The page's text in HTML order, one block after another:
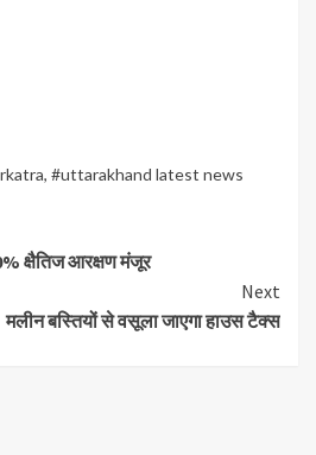
, #uttarakhand latest news
क्षैतिज आरक्षण मंजूर
Next
मलीन बस्तियों से वसूला जाएगा हाउस टैक्स